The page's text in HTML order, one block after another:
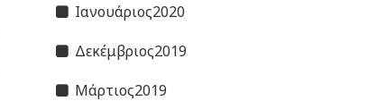
Ιανουάριος2020
Δεκέμβριος2019
Μάρτιος2019